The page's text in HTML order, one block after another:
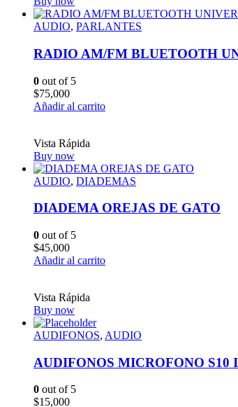
AUDIO, PARLANTES
RADIO AM/FM BLUETOOTH
0 out of 5
$75,000
Añadir al carrito
Vista Rápida
Buy now
AUDIO, DIADEMAS
DIADEMA OREJAS DE GATO
0 out of 5
$45,000
Añadir al carrito
Vista Rápida
Buy now
AUDIFONOS, AUDIO
AUDIFONOS MICROFONO
0 out of 5
$15,000